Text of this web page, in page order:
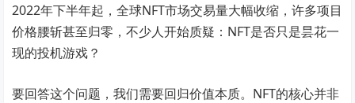
2022年下半年起，全球NFT市场交易量大幅收缩，许多项目
价格腰斩甚至归零，不少人开始质疑：NFT是否只是昙花一
现的投机游戏？
要回答这个问题，我们需要回归价值本质。NFT的核心并非